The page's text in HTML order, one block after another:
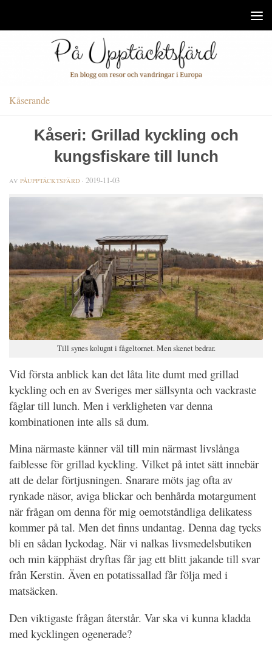
Kåserande
Kåseri: Grillad kyckling och
kungsfiskare till lunch
AV PÅUPPTÄCKTSFÄRD · 2019-11-03
Till synes kolugnt i fågeltornet. Men skenet bedrar.
Vid första anblick kan det låta lite dumt med grillad
kyckling och en av Sveriges mer sällsynta och vackraste
fåglar till lunch. Men i verkligheten var denna
kombinationen inte alls så dum.
Mina närmaste känner väl till min närmast livslånga
faiblesse för grillad kyckling. Vilket på intet sätt innebär
att de delar förtjusningen. Snarare möts jag ofta av
rynkade näsor, aviga blickar och benhårda motargument
när frågan om denna för mig oemotståndliga delikatess
kommer på tal. Men det finns undantag. Denna dag tycks
bli en sådan lyckodag. När vi nalkas livsmedelsbutiken
och min käpphäst dryftas får jag ett blitt jakande till svar
från Kerstin. Även en potatissallad får följa med i
matsäcken.
Den viktigaste frågan återstår. Var ska vi kunna kladda
med kycklingen ogenerade?